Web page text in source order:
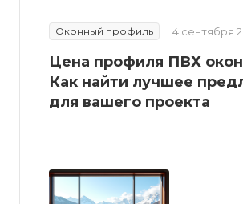
Оконный профиль 4 сентября
Цена профиля ПВХ
Как найти лучшее
для вашего проекта